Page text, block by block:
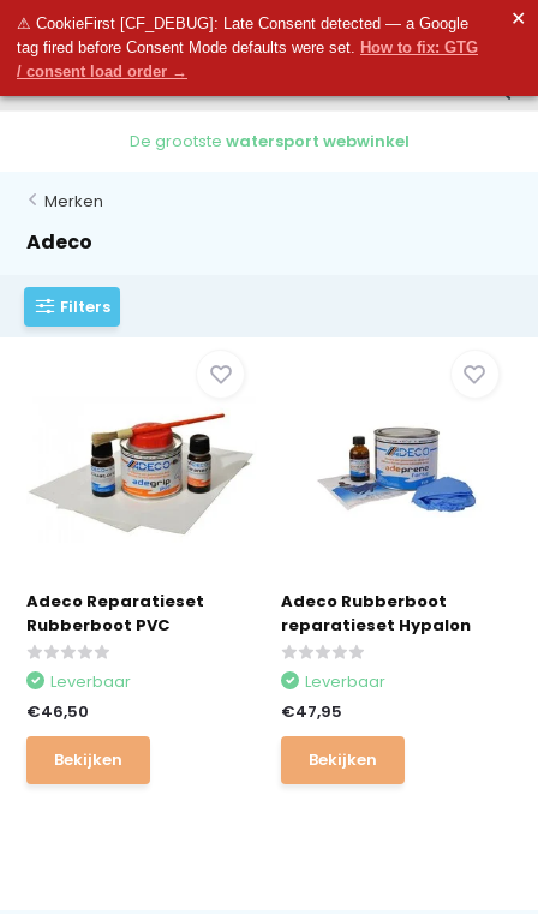
⚠ CookieFirst [CF_DEBUG]: Late Consent detected — a Google
tag fired before Consent Mode defaults were set. How to fix: GTG
/ consent load order →
✕
0 0
De grootstewatersport webwinkel
Merken
Adeco
Filters
Adeco Reparatieset
Rubberboot PVC
Leverbaar
€46,50
Bekijken
Adeco Rubberboot
reparatieset Hypalon
Leverbaar
€47,95
Bekijken